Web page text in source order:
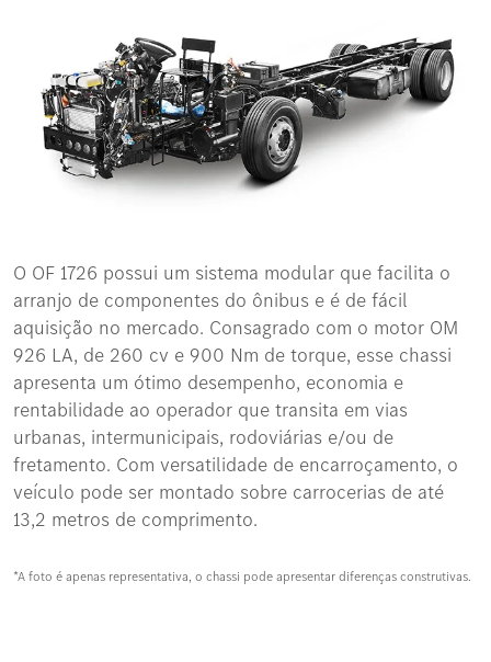
O OF 1726 possui um sistema modular que facilita o
arranjo de componentes do ônibus e é de fácil
aquisição no mercado. Consagrado com o motor OM
926 LA, de 260 cv e 900 Nm de torque, esse chassi
apresenta um ótimo desempenho, economia e
rentabilidade ao operador que transita em vias
urbanas, intermunicipais, rodoviárias e/ou de
fretamento. Com versatilidade de encarroçamento, o
veículo pode ser montado sobre carrocerias de até
13,2 metros de comprimento.
*A foto é apenas representativa, o chassi pode apresentar diferenças construtivas.